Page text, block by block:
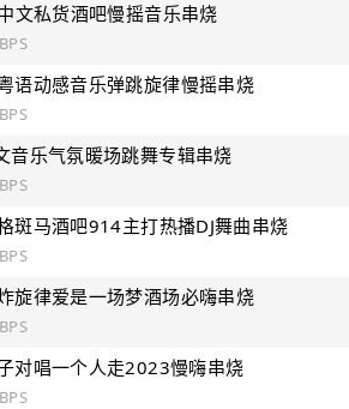
文私货酒吧慢摇音乐串烧
语动感音乐弹跳旋律慢摇串烧
音乐气氛暖场跳舞专辑串烧
斑马酒吧914主打热播DJ舞曲串烧
旋律爱是一场梦酒场必嗨串烧
对唱一个人走2023慢嗨串烧